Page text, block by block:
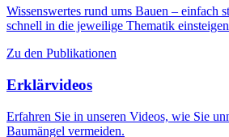
Wissenswertes rund ums Bauen – einfach
schnell in die jeweilige Thematik
Zu den Publikationen
Erklärvideos
Erfahren Sie in unseren Videos, wie Sie
Baumängel vermeiden.